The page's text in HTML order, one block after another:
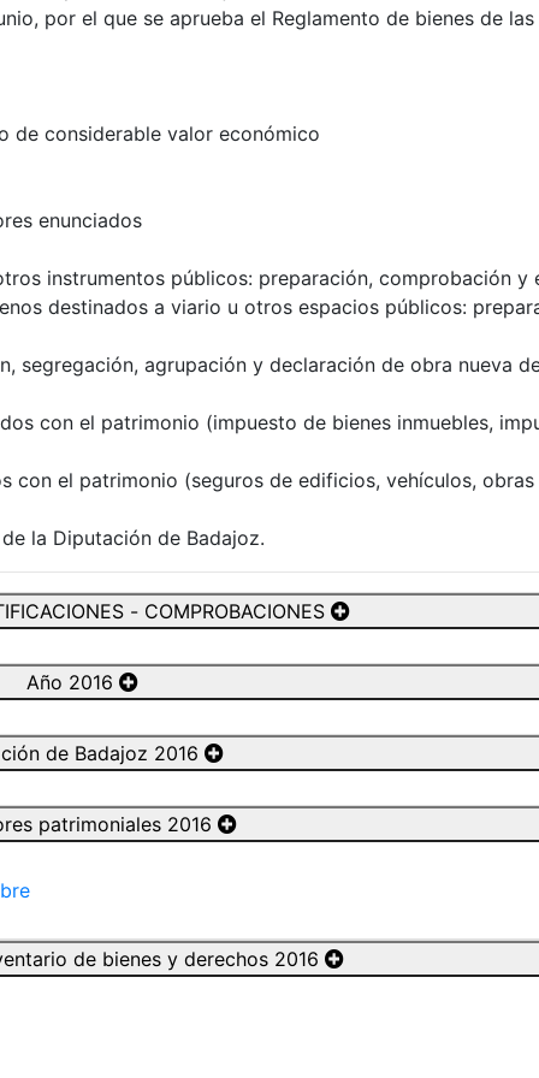
por el que se aprueba el Reglamento de bienes de las
de considerable valor económico
enunciados
instrumentos públicos: preparación, comprobación y
destinados a viario u otros espacios públicos:
segregación, agrupación y declaración de obra nueva
con el patrimonio (impuesto de bienes inmuebles,
con el patrimonio (seguros de edificios, vehículos,
la Diputación de Badajoz.
- COMPROBACIONES
Año 2016
de Badajoz 2016
patrimoniales 2016
de bienes y derechos 2016